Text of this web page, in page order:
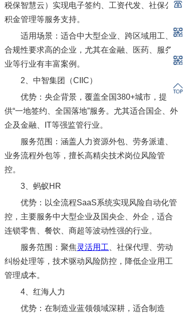
税保智慧云）实现电子签约、工资代发、社保公
积金管理等服务支持。
适用场景：适合中大型企业、跨区域用工、
合规性要求高的企业，尤其在金融、医药、服务
业等行业有丰富案例。
2、中智集团（CIIC）
优势：央企背景，覆盖全国380+城市，提
供“一地签约、全国落地”服务。尤其适合国企、外
企及金融、IT等强监管行业。
服务范围：涵盖人力资源外包、劳务派遣、
业务流程外包等，擅长高精尖技术岗位风险管
控。
3、蚂蚁HR
优势：以全流程SaaS系统实现风险自动化管
控，主要服务中大型企业及国央企、外企，适合
连锁零售、餐饮、商超等波动性强的行业。
服务范围：聚焦灵活用工 、社保代理、劳动
纠纷处理等，技术驱动风险防控，降低企业用工
管理成本。
4、红海人力
优势：在制造业蓝领领域深耕，适合制造